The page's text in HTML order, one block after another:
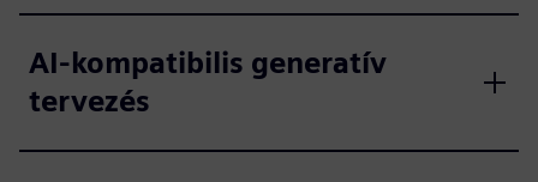
AI-kompatibilis generatív
tervezés